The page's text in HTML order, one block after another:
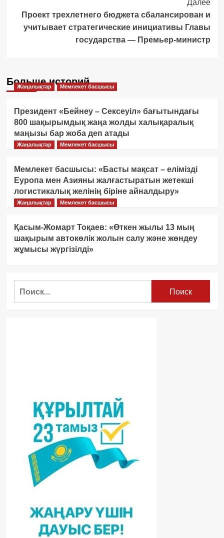
Далее
Проект трехлетнего бюджета сбалансирован и
учитывает стратегические инициативы Главы
государства — Премьер-министр
Больше историй
Жаңалықтар Мемлекет басшысы
Президент «Бейнеу – Сексеуіл» бағытындағы
800 шақырымдық жаңа жолды халықаралық
маңызы бар жоба деп атады
Жаңалықтар Мемлекет басшысы
Мемлекет басшысы: «Басты мақсат – елімізді
Еуропа мен Азияны жалғастыратын жетекші
логистикалық желінің біріне айналдыру»
Жаңалықтар Мемлекет басшысы
Қасым-Жомарт Тоқаев: «Өткен жылы 13 мың
шақырым автокөлік жолын салу және жөндеу
жұмысы жүргізілді»